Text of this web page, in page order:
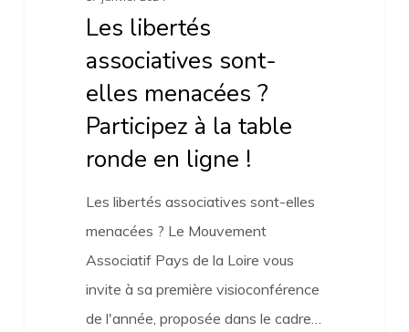
Les libertés
associatives sont-
elles menacées ?
Participez à la table
ronde en ligne !
Les libertés associatives sont-elles
menacées ? Le Mouvement
Associatif Pays de la Loire vous
invite à sa première visioconférence
de l'année, proposée dans le cadre…